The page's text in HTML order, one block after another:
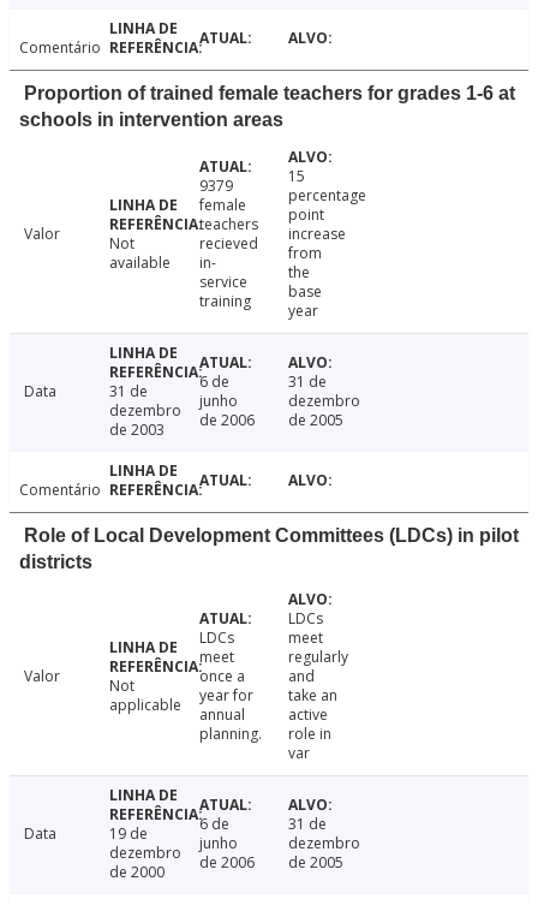
Comentário
Proportion of trained female teachers for grades 1-6 at
schools in intervention areas
Valor
Not
available
9379
female
teachers
recieved
in-
service
training
15
percentage
point
increase
from
the
base
year
Data
31 de
dezembro
de 2003
6 de
junho
de 2006
31 de
dezembro
de 2005
Comentário
Role of Local Development Committees (LDCs) in pilot
districts
Valor
Not
applicable
LDCs
meet
once a
year for
annual
planning.
LDCs
meet
regularly
and
take an
active
role in
var
Data
19 de
dezembro
de 2000
6 de
junho
de 2006
31 de
dezembro
de 2005